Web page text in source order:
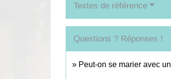
Textes de référence
Questions ? Réponses !
Peut-on se marier avec